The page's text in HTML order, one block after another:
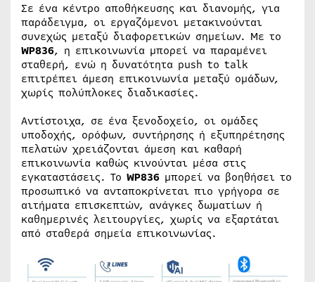
Σε ένα κέντρο αποθήκευσης και διανομής, για
παράδειγμα, οι εργαζόμενοι μετακινούνται
συνεχώς μεταξύ διαφορετικών σημείων. Με το
WP836, η επικοινωνία μπορεί να παραμένει
σταθερή, ενώ η δυνατότητα push to talk
επιτρέπει άμεση επικοινωνία μεταξύ ομάδων,
χωρίς πολύπλοκες διαδικασίες.
Αντίστοιχα, σε ένα ξενοδοχείο, οι ομάδες
υποδοχής, ορόφων, συντήρησης ή εξυπηρέτησης
πελατών χρειάζονται άμεση και καθαρή
επικοινωνία καθώς κινούνται μέσα στις
εγκαταστάσεις. Το WP836 μπορεί να βοηθήσει το
προσωπικό να ανταποκρίνεται πιο γρήγορα σε
αιτήματα επισκεπτών, ανάγκες δωματίων ή
καθημερινές λειτουργίες, χωρίς να εξαρτάται
από σταθερά σημεία επικοινωνίας.